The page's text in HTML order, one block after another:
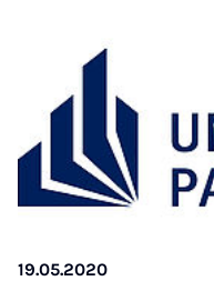
19.05.2020